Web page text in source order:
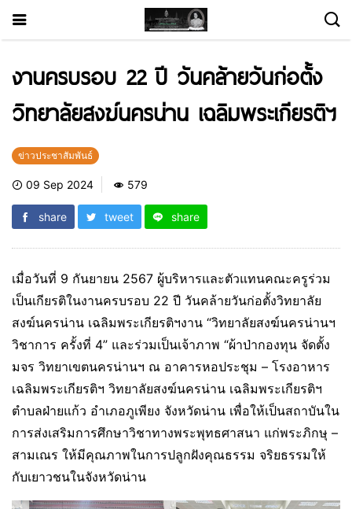
งานครบรอบ 22 ปี วันคล้ายวันก่อตั้ง
วิทยาลัยสงฆ์นครน่าน เฉลิมพระเกียรติฯ
ข่าวประชาสัมพันธ์
09 Sep 2024 579
share tweet share
เมื่อวันที่ 9 กันยายน 2567 ผู้บริหารและตัวแทนคณะครูร่วม
เป็นเกียรติในงานครบรอบ 22 ปี วันคล้ายวันก่อตั้งวิทยาลัย
สงฆ์นครน่าน เฉลิมพระเกียรติฯงาน “วิทยาลัยสงฆ์นครน่านฯ
วิชาการ ครั้งที่ 4” และร่วมเป็นเจ้าภาพ “ผ้าป่ากองทุน จัดตั้ง
มจร วิทยาเขตนครน่านฯ ณ อาคารหอประชุม – โรงอาหาร
เฉลิมพระเกียรติฯ วิทยาลัยสงฆ์นครน่าน เฉลิมพระเกียรติฯ
ตำบลฝ่ายแก้ว อำเภอภูเพียง จังหวัดน่าน เพื่อให้เป็นสถาบันใน
การส่งเสริมการศึกษาวิชาทางพระพุทธศาสนา แก่พระภิกษุ –
สามเณร ให้มีคุณภาพในการปลูกฝังคุณธรรม จริยธรรมให้
กับเยาวชนในจังหวัดน่าน